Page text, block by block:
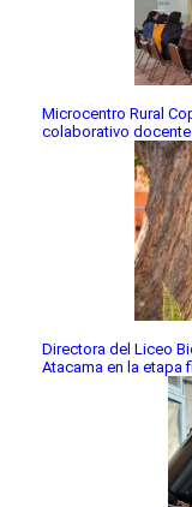
Microcentro Rural
colaborativo docente
Directora del Liceo
Atacama en la etapa